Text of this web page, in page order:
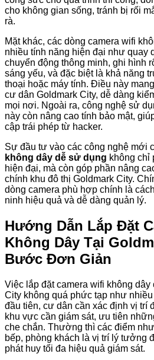
cho không gian sống, tránh bị rối
rà.
Mặt khác, các dòng camera wifi
nhiều tính năng hiện đại như quay
chuyển động thông minh, ghi hình
sáng yếu, và đặc biệt là khả năng
thoại hoặc máy tính. Điều này
cư dân Goldmark City, dễ dàng
mọi nơi. Ngoài ra, công nghệ sử
này còn nâng cao tính bảo mật,
cập trái phép từ hacker.
Sự đầu tư vào các công nghệ mới
không dây dễ sử dụng không chỉ
hiện đại, mà còn góp phần nâng
chính khu đô thị Goldmark City.
dòng camera phù hợp chính là
ninh hiệu quả và dễ dàng quản lý.
Hướng Dẫn Lắp Đặt
Không Dây Tại
Bước Đơn Giản
Việc lắp đặt camera wifi không dây
City không quá phức tạp như
đầu tiên, cư dân cần xác định vị trí
khu vực cần giám sát, ưu tiên
che chắn. Thường thì các điểm
bếp, phòng khách là vị trí lý tưởng
phát huy tối đa hiệu quả giám sát.